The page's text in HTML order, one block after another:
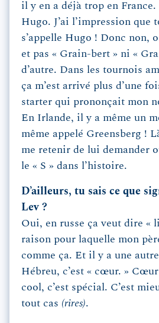
il y en a déjà trop en France.
Hugo. J’ai l’impression que
s’appelle Hugo ! Donc non,
et pas « Grain-bert » ni «
d’autre. Dans les tournois
ça m’est arrivé plus d’une
starter qui prononçait mon
En Irlande, il y a même un
même appelé Greensberg !
me retenir de lui demander
le « S » dans l’histoire.
D’ailleurs, tu sais ce que
Lev ?
Oui, en russe ça veut dire «
raison pour laquelle mon
comme ça. Et il y a une
Hébreu, c’est « cœur. »
cool, c’est spécial. C’est
tout cas (rires).